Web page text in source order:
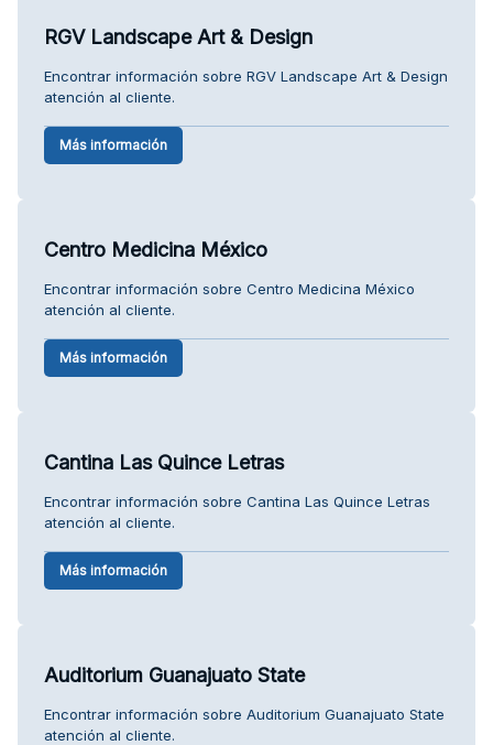
RGV Landscape Art & Design
Encontrar información sobre RGV Landscape Art & Design
atención al cliente.
Más información
Centro Medicina México
Encontrar información sobre Centro Medicina México
atención al cliente.
Más información
Cantina Las Quince Letras
Encontrar información sobre Cantina Las Quince Letras
atención al cliente.
Más información
Auditorium Guanajuato State
Encontrar información sobre Auditorium Guanajuato State
atención al cliente.